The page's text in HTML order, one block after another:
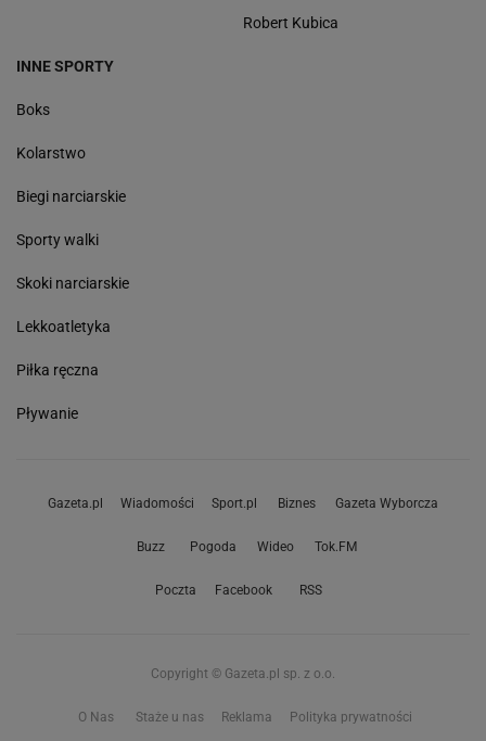
Robert Kubica
INNE SPORTY
Boks
Kolarstwo
Biegi narciarskie
Sporty walki
Skoki narciarskie
Lekkoatletyka
Piłka ręczna
Pływanie
Gazeta.pl Wiadomości Sport.pl Biznes Gazeta Wyborcza
Buzz Pogoda Wideo Tok.FM
Poczta Facebook RSS
Copyright © Gazeta.pl sp. z o.o.
O Nas Staże u nas Reklama Polityka prywatności